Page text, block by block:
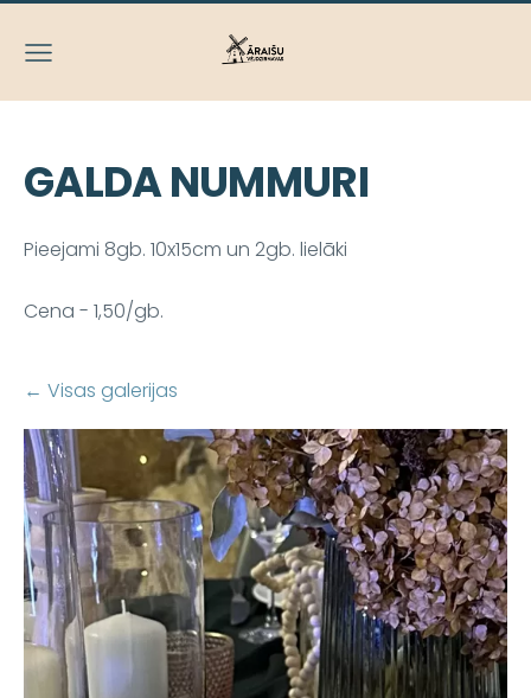
GALDA NUMMURI
Pieejami 8gb. 10x15cm un 2gb. lielāki
Cena - 1,50/gb.
Visas galerijas